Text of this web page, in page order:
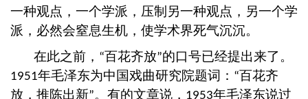
一种观点，一个学派，压制另一种观点，另一个学
派，必然会窒息生机，使学术界死气沉沉。
在此之前， “百花齐放”的口号已经提出来了。
1951年毛泽东为中国戏曲研究院题词： “百花齐
放，推陈出新”。有的文章说， 1953年毛泽东说过